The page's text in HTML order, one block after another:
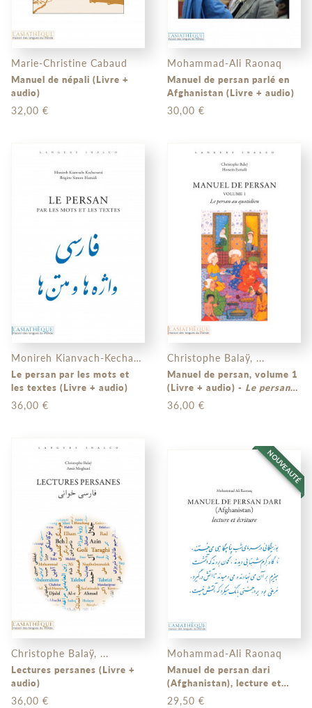
Marie-Christine Cabaud
Manuel de népali (Livre +
audio)
32,00 €
Mohammad-Ali Raonaq
Manuel de persan parlé en
Afghanistan (Livre + audio)
30,00 €
Monireh Kianvach-Kechavarzi, ...
Le persan par les mots et
les textes (Livre + audio)
36,00 €
Christophe Balaÿ, ...
Manuel de persan, volume 1
(Livre + audio) - Le persan
au quotidien
36,00 €
Christophe Balaÿ, ...
Lectures persanes (Livre +
audio)
36,00 €
NOUVEAUTÉ
Mohammad-Ali Raonaq
Manuel de persan dari
(Afghanistan), lecture et
écriture (livre + audio)
29,50 €